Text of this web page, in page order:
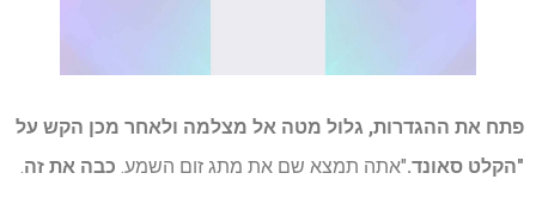
פתח את ההגדרות, גלול מטה אל מצלמה ולאחר מכן הקש על
"הקלט סאונד."אתה תמצא שם את מתג זום השמע. כבה את זה.